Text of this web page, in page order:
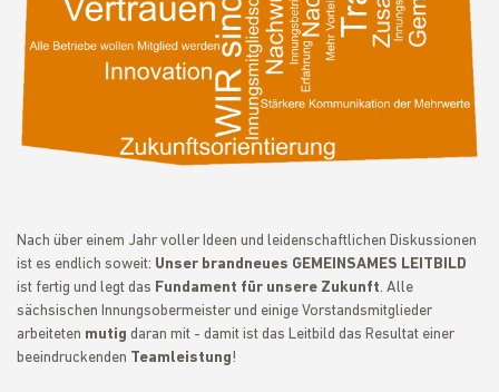
Nach über einem Jahr voller Ideen und leidenschaftlichen Diskussionen
ist es endlich soweit: Unser brandneues GEMEINSAMES LEITBILD
ist fertig und legt das Fundament für unsere Zukunft. Alle
sächsischen Innungsobermeister und einige Vorstandsmitglieder
arbeiteten mutig daran mit - damit ist das Leitbild das Resultat einer
beeindruckenden Teamleistung!